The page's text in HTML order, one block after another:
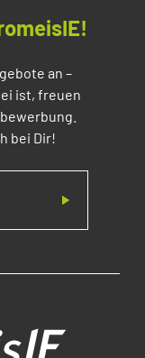
an –
ist, freuen
bei Dir!